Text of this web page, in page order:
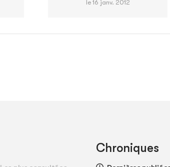
le 16 janv. 2012
Chroniques